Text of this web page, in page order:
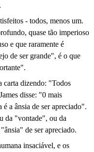
- todos, menos um.
quase tão imperioso
e que raramente é
de ser grande", é o que
carta dizendo: "Todos
disse: "0 mais
a ânsia de ser apreciado".
da "vontade", ou da
de ser apreciado.
insaciável, e os